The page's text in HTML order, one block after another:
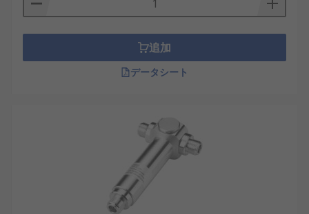
追加
データシート